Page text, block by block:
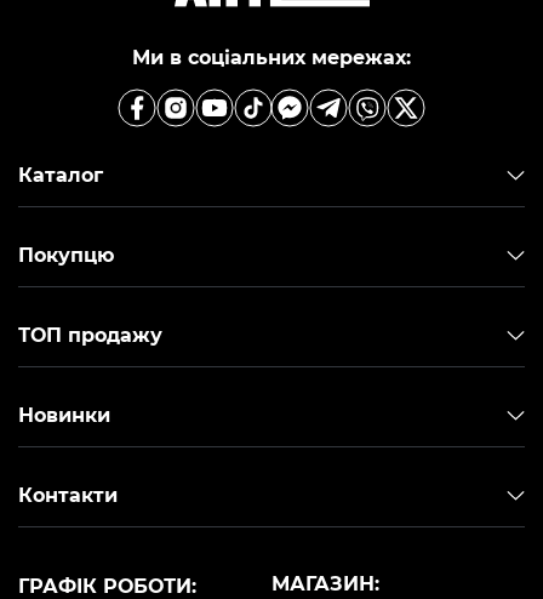
Ми в соціальних мережах:
Каталог
Покупцю
ТОП продажу
Новинки
Контакти
МАГАЗИН:
ГРАФІК РОБОТИ: